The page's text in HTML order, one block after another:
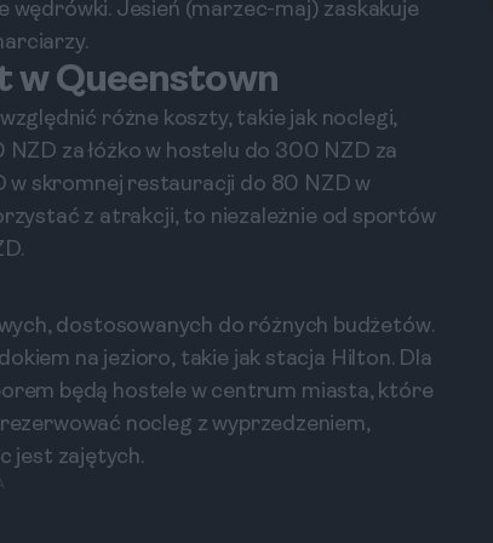
wędrówki. Jesień (marzec-maj) zaskakuje
w Queenstown
różne koszty, takie jak noclegi,
za łóżko w hostelu do 300 NZD za
w skromnej restauracji do 80 NZD w
z atrakcji, to niezależnie od sportów
dostosowanych do różnych budżetów.
na jezioro, takie jak stacja Hilton. Dla
będą hostele w centrum miasta, które
nocleg z wyprzedzeniem,
jest zajętych.